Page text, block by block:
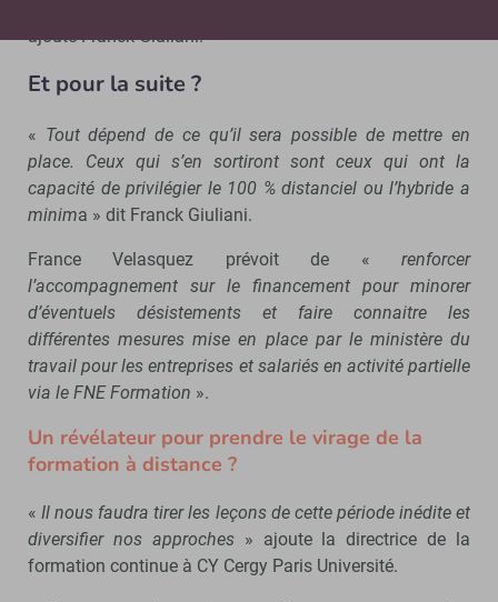
ajoute Franck Giuliani.
Et pour la suite ?
« Tout dépend de ce qu’il sera possible de mettre en
place. Ceux qui s’en sortiront sont ceux qui ont la
capacité de privilégier le 100 % distanciel ou l’hybride a
minima » dit Franck Giuliani.
France Velasquez prévoit de « renforcer
l’accompagnement sur le financement pour minorer
d’éventuels désistements et faire connaitre les
différentes mesures mise en place par le ministère du
travail pour les entreprises et salariés en activité partielle
via le FNE Formation ».
Un révélateur pour prendre le virage de la
formation à distance ?
«Il nous faudra tirer les leçons de cette période inédite et
diversifier nos approches» ajoute la directrice de la
formation continue à CY Cergy Paris Université.